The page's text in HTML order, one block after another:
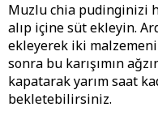
Muzlu chia pudinginizi
alıp içine süt ekleyin.
ekleyerek iki
sonra bu karışımın
kapatarak yarım saat
bekletebilirsiniz.